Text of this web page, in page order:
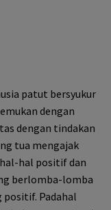
patut bersyukur
dengan
dengan tindakan
tua mengajak
hal positif dan
berlomba-lomba
positif. Padahal